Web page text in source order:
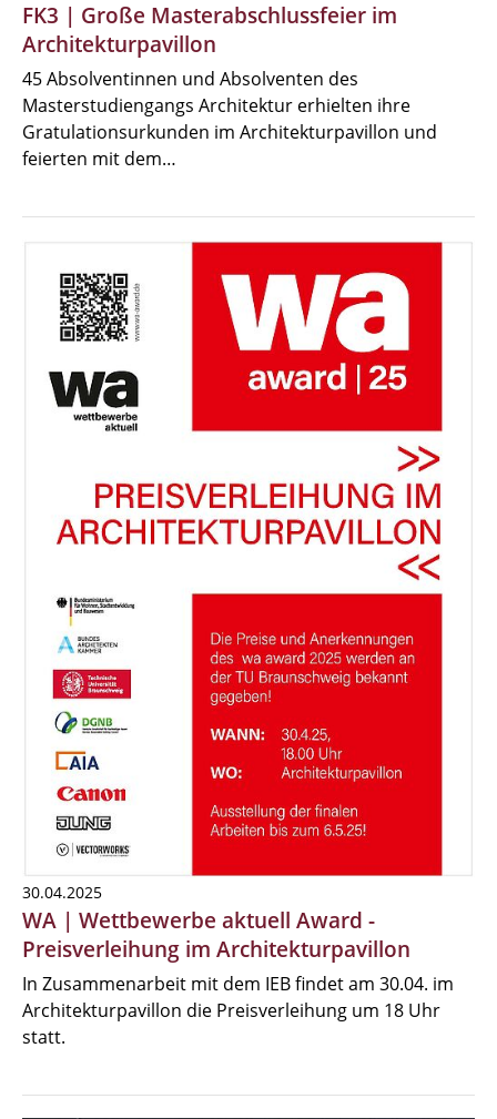
FK3 | Große Masterabschlussfeier im
Architekturpavillon
45 Absolventinnen und Absolventen des
Masterstudiengangs Architektur erhielten ihre
Gratulationsurkunden im Architekturpavillon und
feierten mit dem…
30.04.2025
WA | Wettbewerbe aktuell Award -
Preisverleihung im Architekturpavillon
In Zusammenarbeit mit dem IEB findet am 30.04. im
Architekturpavillon die Preisverleihung um 18 Uhr
statt.